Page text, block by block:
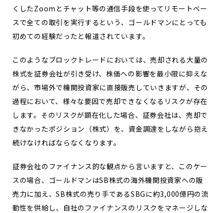
くしたZoomとチャット等の通信手段を使ってリモートベー
スで全ての取引を実行するという、ゴールドマンにとっても
初めての経験だったと報道されています。
このようなブロックトレードにおいては、売却される大量の
株式を証券会社が引き受け、株価への影響を最小限に抑えな
がら、市場外で機関投資家に直接販売していきますが、その
過程において、様々な要因で売却できなくなるリスクが存在
します。そのリスクが顕在化した場合、証券会社は、売却で
きなかったポジション（株式）を、資金調達をしながら抱え
続けなければならなくなります。
証券会社のファイナンス的な観点から言いますと、このケー
スの場合、ゴールドマンはSB株式の海外機関投資家への販
売力に加え、SB株式の売り手であるSBGに約3,000億円の流
動性を供給し、自社のファイナンスのリスクをマネージしな